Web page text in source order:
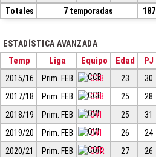
Totales
7 temporadas 187
ESTADÍSTICA AVANZADA
Temp Liga Equipo Edad PJ
2015/16 Prim. FEB CCB 23 30
2017/18
Prim. FEB CCB 25 28
2018/19
Prim. FEB OVI 25 31
2019/20
Prim. FEB OVI 26 24
2020/21
Prim. FEB COR 27 26